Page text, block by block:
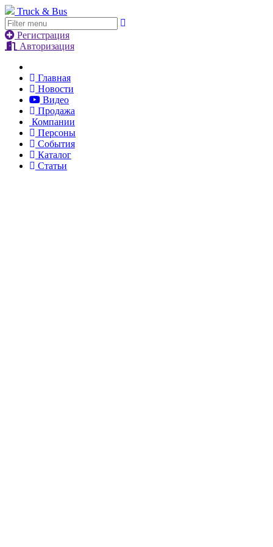
Truck & Bus
Регистрация
Авторизация
Главная
Новости
Видео
Продажа
Компании
Персоны
События
Каталог
Статьи